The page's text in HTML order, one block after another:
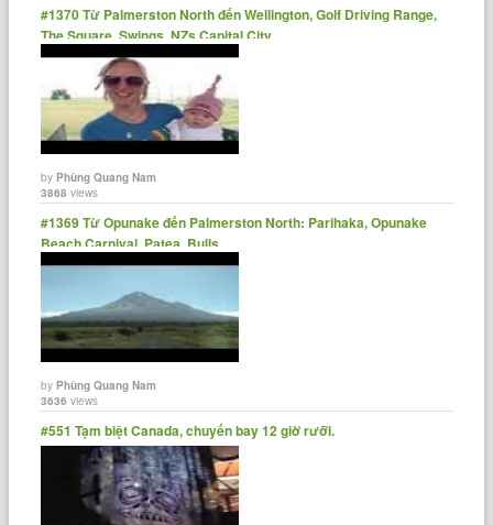
#1370 Từ Palmerston North đến Wellington, Golf Driving Range,
The Square, Swings, NZs Capital City
byPhùng Quang Nam
3868 views
#1369 Từ Opunake đến Palmerston North: Parihaka, Opunake
Beach Carnival, Patea, Bulls
byPhùng Quang Nam
3636 views
#551 Tạm biệt Canada, chuyến bay 12 giờ rưỡi.